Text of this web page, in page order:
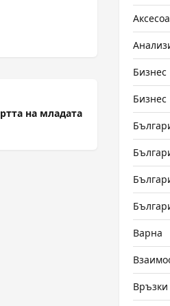
на младата
Бизнес
Варна
Връзки